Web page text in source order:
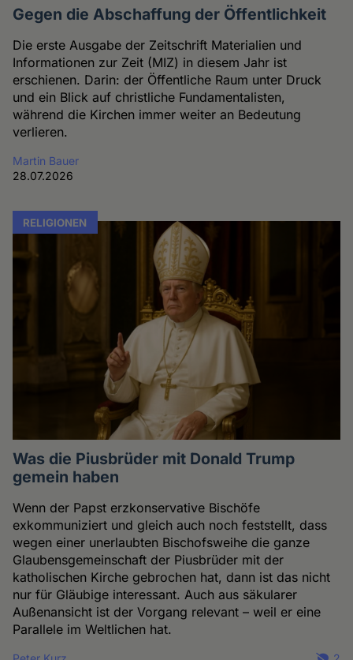
Gegen die Abschaffung der Öffentlichkeit
Die erste Ausgabe der Zeitschrift Materialien und
Informationen zur Zeit (MIZ) in diesem Jahr ist
erschienen. Darin: der Öffentliche Raum unter Druck
und ein Blick auf christliche Fundamentalisten,
während die Kirchen immer weiter an Bedeutung
verlieren.
Martin Bauer
28.07.2026
RELIGIONEN
Was die Piusbrüder mit Donald Trump
gemein haben
Wenn der Papst erzkonservative Bischöfe
exkommuniziert und gleich auch noch feststellt, dass
wegen einer unerlaubten Bischofsweihe die ganze
Glaubensgemeinschaft der Piusbrüder mit der
katholischen Kirche gebrochen hat, dann ist das nicht
nur für Gläubige interessant. Auch aus säkularer
Außenansicht ist der Vorgang relevant – weil er eine
Parallele im Weltlichen hat.